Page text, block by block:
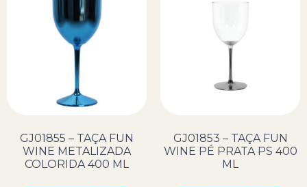
GJ01855 – TAÇA FUN
WINE METALIZADA
COLORIDA 400 ML
GJ01853 – TAÇA FUN
WINE PÉ PRATA PS 400
ML